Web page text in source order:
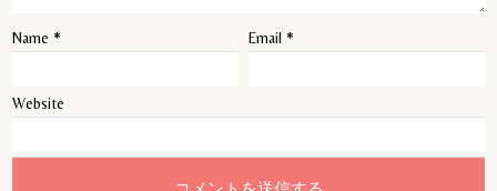
Name * Email *
Website